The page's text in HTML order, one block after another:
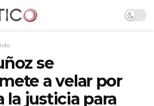
se
a velar por
la justicia para